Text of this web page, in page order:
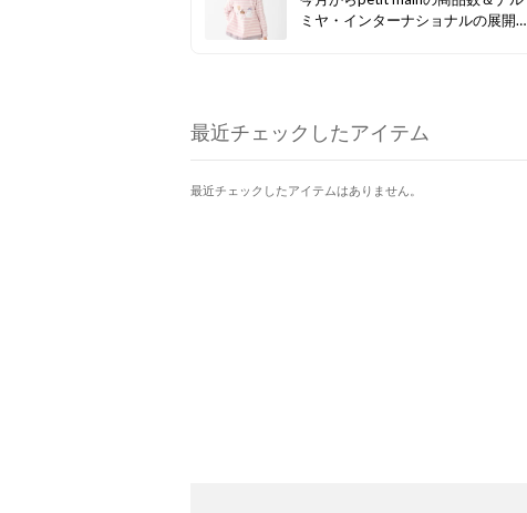
ミヤ・インターナショナルの展開ブ
最近チェックしたアイテム
最近チェックしたアイテムはありません。